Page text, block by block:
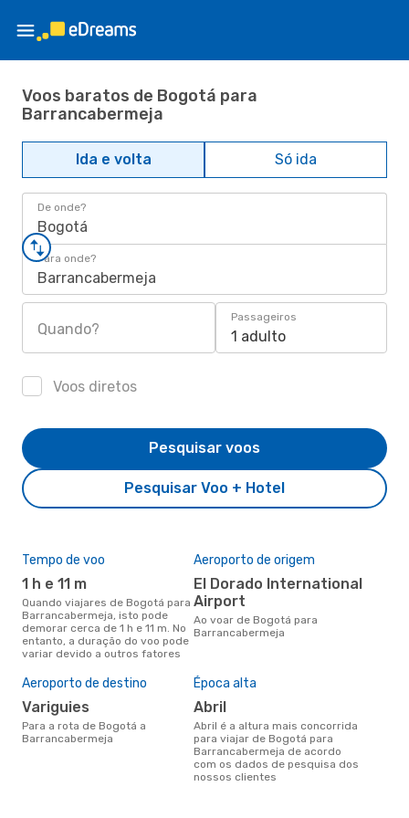
Voos baratos de Bogotá para
Barrancabermeja
Ida e volta Só ida
De onde?
Bogotá
Para onde?
Barrancabermeja
Quando?
Passageiros
1 adulto
Voos diretos
Pesquisar Voo + Hotel
Pesquisar voos
Tempo de voo
1 h e 11 m
Quando viajares de Bogotá para
Barrancabermeja, isto pode
demorar cerca de 1 h e 11 m. No
entanto, a duração do voo pode
variar devido a outros fatores
Aeroporto de origem
El Dorado International
Airport
Ao voar de Bogotá para
Barrancabermeja
Aeroporto de destino
Variguies
Para a rota de Bogotá a
Barrancabermeja
Época alta
abril
abril é a altura mais concorrida
para viajar de Bogotá para
Barrancabermeja de acordo
com os dados de pesquisa dos
nossos clientes